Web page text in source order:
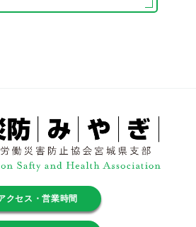
クセス・営業時間